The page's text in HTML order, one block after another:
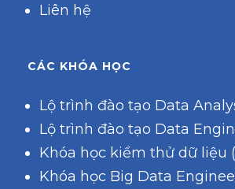
Liên hệ
CÁC KHÓA HỌC
Lộ trình đào tạo Data
Lộ trình đào tạo Data
Khóa học kiểm thử dữ liệu
Khóa học Big Data